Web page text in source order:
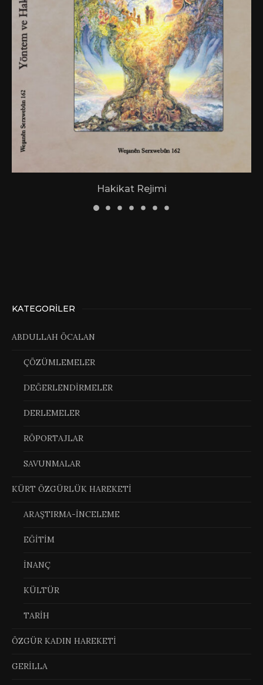
Hakikat Rejimi
KATEGORILER
ABDULLAH ÖCALAN
ÇÖZÜMLEMELER
DEĞERLENDİRMELER
DERLEMELER
RÖPORTAJLAR
SAVUNMALAR
KÜRT ÖZGÜRLÜK HAREKETİ
ARAŞTIRMA-İNCELEME
EĞİTİM
İNANÇ
KÜLTÜR
TARİH
ÖZGÜR KADIN HAREKETİ
GERİLLA